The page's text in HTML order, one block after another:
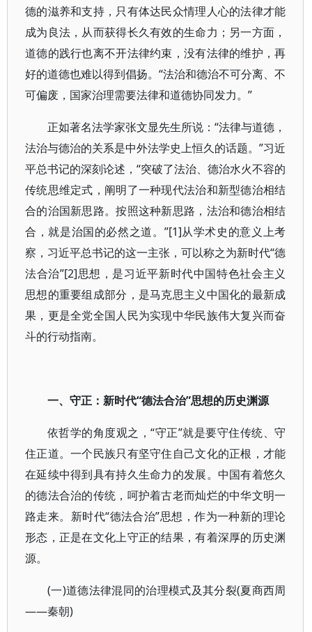
德的滋养和支持，只有体达民众情理人心的法律才能
成为良法，从而获得长久有效的生命力；另一方面，
道德的践行也离不开法律约束，没有法律的维护，再
好的道德也难以得到倡扬。“法治和德治不可分离、不
可偏废，国家治理需要法律和道德协同发力。”
正如著名法学家张文显先生所说：“法律与道德，
法治与德治的关系是中外法学史上恒久的话题。”习近
平总书记的深刻论述，“突破了法治、德治水火不容的
传统思维定式，阐明了一种现代法治和新型德治相结
合的治国新思路。按照这种新思路，法治和德治相结
合，就是治国的必然之道。”[1]从学术史的意义上考
察，习近平总书记的这一主张，可以称之为新时代“德
法合治”[2]思想，是习近平新时代中国特色社会主义
思想的重要组成部分，是马克思主义中国化的最新成
果，更是全党全国人民为实现中华民族伟大复兴而奋
斗的行动指南。
一、守正：新时代“德法合治”思想的历史渊源
依哲学的角度观之，“守正”就是要守住传统、守
住正道。一个民族只有坚守住自己文化的正根，才能
在延续中得到具有持久生命力的发展。中国有着悠久
的德法合治的传统，呵护着古老而灿烂的中华文明一
路走来。新时代“德法合治”思想，作为一种新的理论
形态，正是在文化上守正的结果，有着深厚的历史渊
源。
(一)道德法律混同的治理模式及其分裂(夏商西周
——秦朝)